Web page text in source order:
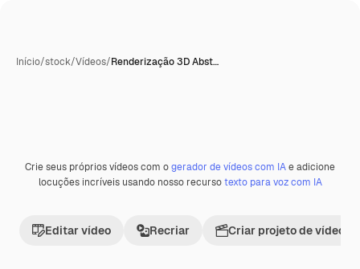
Início/stock/Vídeos/Renderização 3D Abst…
Premium
Crie seus próprios vídeos com ogerador de vídeos com IAe adicione
locuções incríveis usando nosso recursotexto para voz com IA
Editar vídeo Recriar Criar projeto de vídeo